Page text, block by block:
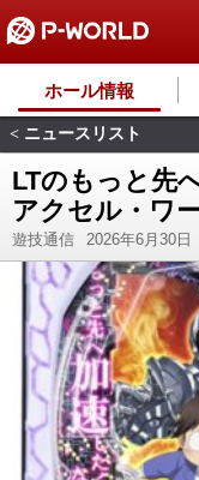
ホール情報
< ニュースリスト
LTのもっと先
アクセル・ワ
遊技通信 2026年6月30日